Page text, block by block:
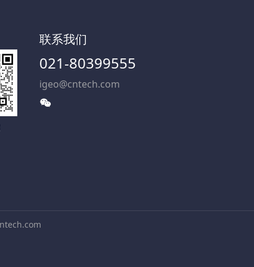
联系我们
021-80399555
igeo@cntech.com